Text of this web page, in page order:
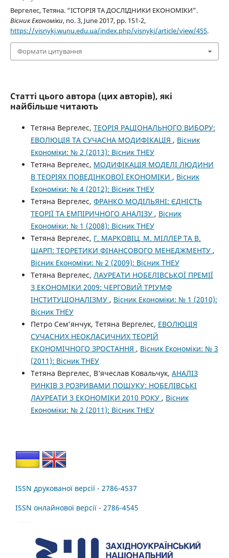
Вергелес, Тетяна. “ІСТОРІЯ ТА ДОСЛІДНИКИ ЕКОНОМІКИ”.
Вісник Економіки, no. 3, June 2017, pp. 151-2,
https://visnykj.wunu.edu.ua/index.php/visnykj/article/view/455.
Формати цитування
Статті цього автора (цих авторів), які
найбільше читають
Тетяна Вергелес, ТЕОРІЯ РАЦІОНАЛЬНОГО ВИБОРУ:
ЕВОЛЮЦІЯ ТА СУЧАСНА МОДИФІКАЦІЯ , Вісник
Економіки: № 2 (2013): Вісник ТНЕУ
Тетяна Вергелес, МОДИФІКАЦІЯ МОДЕЛІ ЛЮДИНИ
В ТЕОРІЯХ ПОВЕДІНКОВОЇ ЕКОНОМІКИ , Вісник
Економіки: № 4 (2012): Вісник ТНЕУ
Тетяна Вергелес, ФРАНКО МОДІЛЬЯНІ: ЄДНІСТЬ
ТЕОРІЇ ТА ЕМПІРИЧНОГО АНАЛІЗУ , Вісник
Економіки: № 1 (2008): Вісник ТНЕУ
Тетяна Вергелес, Г. МАРКОВІЦ, М. МІЛЛЕР ТА В.
ШАРП: ТЕОРЕТИКИ ФІНАНСОВОГО МЕНЕДЖМЕНТУ ,
Вісник Економіки: № 2 (2009): Вісник ТНЕУ
Тетяна Вергелес, ЛАУРЕАТИ НОБЕЛІВСЬКОЇ ПРЕМІЇ
З ЕКОНОМІКИ 2009: ЧЕРГОВИЙ ТРІУМФ
ІНСТИТУЦІОНАЛІЗМУ , Вісник Економіки: № 1 (2010):
Вісник ТНЕУ
Петро Сем'янчук, Тетяна Вергелес, ЕВОЛЮЦІЯ
СУЧАСНИХ НЕОКЛАСИЧНИХ ТЕОРІЙ
ЕКОНОМІЧНОГО ЗРОСТАННЯ , Вісник Економіки: № 3
(2011): Вісник ТНЕУ
Тетяна Вергелес, В’ячеслав Ковальчук, АНАЛІЗ
РИНКІВ З РОЗРИВАМИ ПОШУКУ: НОБЕЛІВСЬКІ
ЛАУРЕАТИ З ЕКОНОМІКИ 2010 РОКУ , Вісник
Економіки: № 2 (2011): Вісник ТНЕУ
ISSN друкованої версії - 2786-4537
ISSN онлайнової версії - 2786-4545